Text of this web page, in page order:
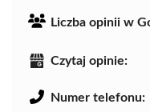
Liczba opinii w
Czytaj opinie:
Numer telefonu: